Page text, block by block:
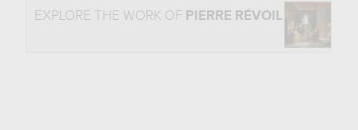
EXPLORE THE WORK OF PIERRE RÉVOIL